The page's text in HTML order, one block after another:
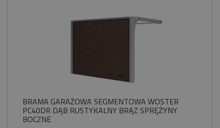
BRAMA GARAŻOWA SEGMENTOWA WOSTER
PC40DR DĄB RUSTYKALNY BRĄZ SPRĘŻYNY
BOCZNE